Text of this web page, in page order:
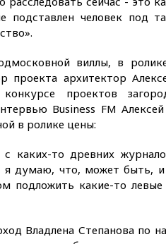
подставлен человек под
виллы, в
проекта архитектор
конкурсе проектов
Business FM
в ролике цены:
с каких-то древних
я думаю, что, может быть, и
подложить какие-то
Владлена Степанова по